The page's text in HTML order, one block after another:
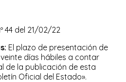
44 del 21/02/22
El plazo de presentación de
días hábiles a contar
de la publicación de esta
Oficial del Estado».